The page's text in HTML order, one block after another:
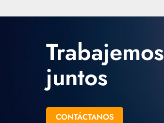
Trabajemos
juntos
CONTÁCTANOS